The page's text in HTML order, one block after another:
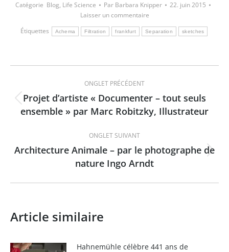
Catégorie Blog, Life Science Par Barbara Knipper
22. juin 2015
Laisser un commentaire
Étiquettes
Achema Filtration frankfurt Separation sketches
Navigation
de
commentaire
ONGLET PRÉCÉDENT
Onglet
précédent
Projet d’artiste « Documenter – tout seuls
ensemble » par Marc Robitzky, Illustrateur
ONGLET SUIVANT
Onglet
suivant
Architecture Animale – par le photographe de
nature Ingo Arndt
Article similaire
Hahnemühle célèbre 441 ans de